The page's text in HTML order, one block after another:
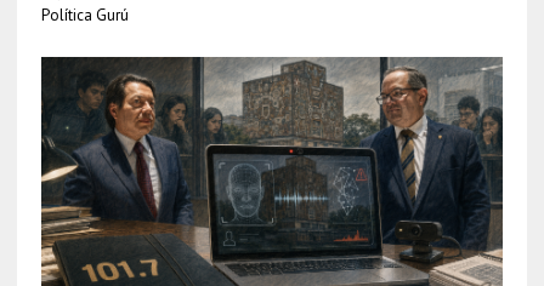
Política Gurú